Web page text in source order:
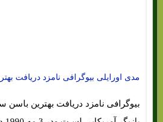
مدی اورایلی بیوگرافی نامزد دریافت
بیوگرافی نامزد دریافت بهترین